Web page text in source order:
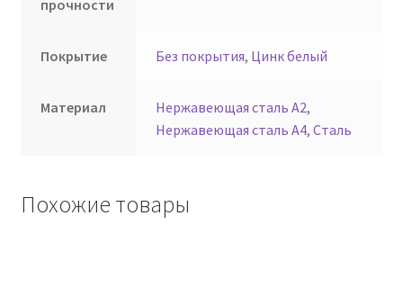
прочности
Покрытие Без покрытия, Цинк белый
Материал Нержавеющая сталь А2,
Нержавеющая сталь А4,Сталь
Похожие товары